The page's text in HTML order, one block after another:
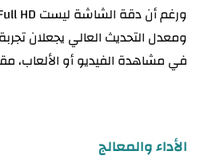
ومعدل التحديث العالي يجعلان
في مشاهدة الفيديو أو الألعاب،
الأداء والمعالج